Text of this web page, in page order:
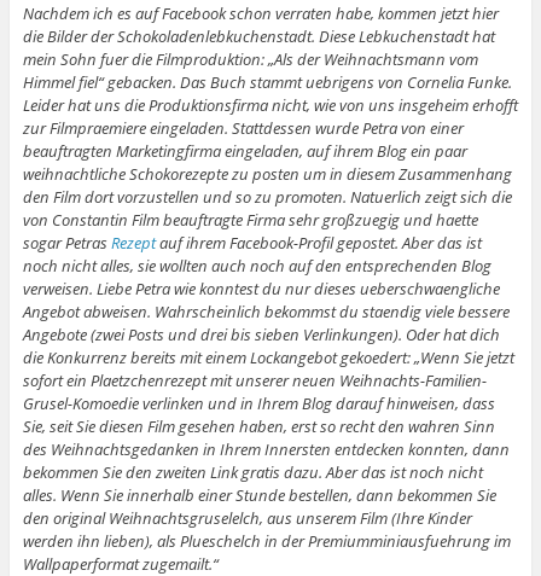
Nachdem ich es auf Facebook schon verraten habe, kommen jetzt hier
die Bilder der Schokoladenlebkuchenstadt. Diese Lebkuchenstadt hat
mein Sohn fuer die Filmproduktion: „Als der Weihnachtsmann vom
Himmel fiel“ gebacken. Das Buch stammt uebrigens von Cornelia Funke.
Leider hat uns die Produktionsfirma nicht, wie von uns insgeheim erhofft
zur Filmpraemiere eingeladen. Stattdessen wurde Petra von einer
beauftragten Marketingfirma eingeladen, auf ihrem Blog ein paar
weihnachtliche Schokorezepte zu posten um in diesem Zusammenhang
den Film dort vorzustellen und so zu promoten. Natuerlich zeigt sich die
von Constantin Film beauftragte Firma sehr großzuegig und haette
sogar PetrasRezeptauf ihrem Facebook-Profil gepostet. Aber das ist
noch nicht alles, sie wollten auch noch auf den entsprechenden Blog
verweisen. Liebe Petra wie konntest du nur dieses ueberschwaengliche
Angebot abweisen. Wahrscheinlich bekommst du staendig viele bessere
Angebote (zwei Posts und drei bis sieben Verlinkungen). Oder hat dich
die Konkurrenz bereits mit einem Lockangebot gekoedert: „Wenn Sie jetzt
sofort ein Plaetzchenrezept mit unserer neuen Weihnachts-Familien-
Grusel-Komoedie verlinken und in Ihrem Blog darauf hinweisen, dass
Sie, seit Sie diesen Film gesehen haben, erst so recht den wahren Sinn
des Weihnachtsgedanken in Ihrem Innersten entdecken konnten, dann
bekommen Sie den zweiten Link gratis dazu. Aber das ist noch nicht
alles. Wenn Sie innerhalb einer Stunde bestellen, dann bekommen Sie
den original Weihnachtsgruselelch, aus unserem Film (Ihre Kinder
werden ihn lieben), als Plueschelch in der Premiumminiausfuehrung im
Wallpaperformat zugemailt.“